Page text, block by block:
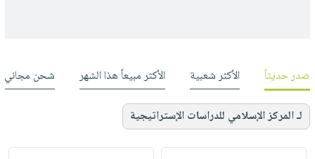
صدر حديثاً الأكثر شعبية الأكثر مبيعاً هذا الشهر شحن مجاني
لـ المركز الإسلامي للدراسات الإستراتيجية